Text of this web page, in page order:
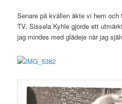
Senare på kvällen åkte vi hem och
TV. Sissela Kyhle gjorde ett
jag mindes med glädeje när jag